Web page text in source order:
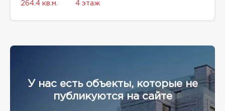
264.4 кв.м. 4 этаж
У нас есть объекты, которые не
публикуются на сайте